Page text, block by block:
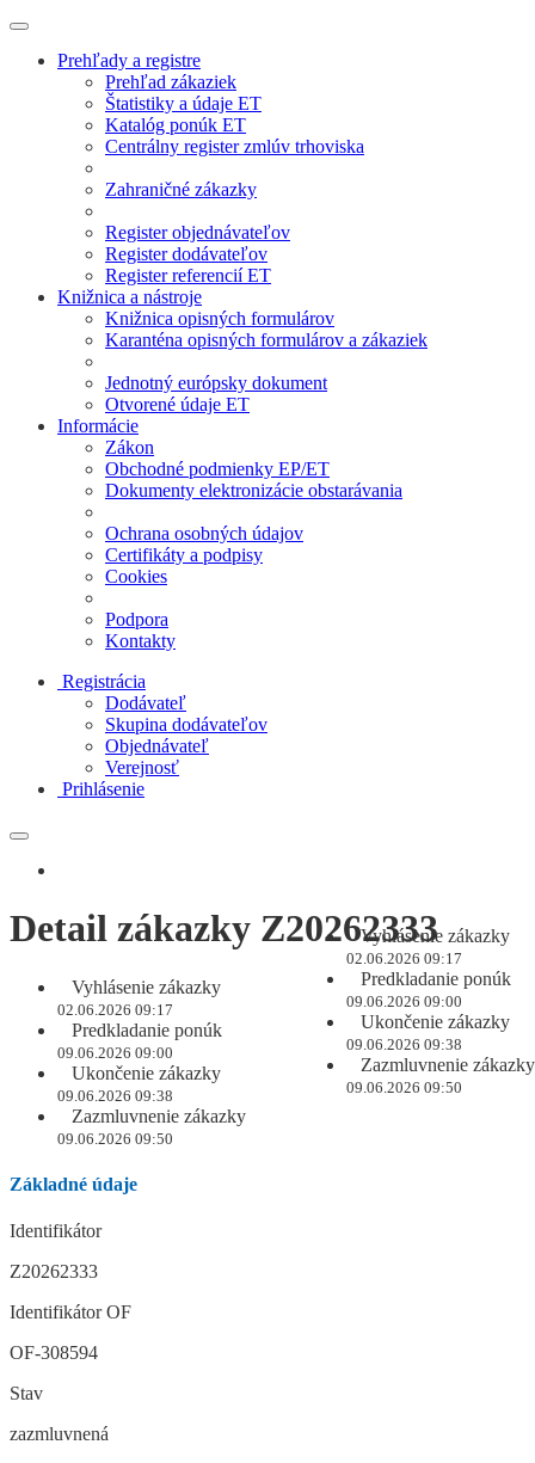
Prehľady a registre
Prehľad zákaziek
Štatistiky a údaje ET
Katalóg ponúk ET
Centrálny register zmlúv trhoviska
Zahraničné zákazky
Register objednávateľov
Register dodávateľov
Register referencií ET
Knižnica a nástroje
Knižnica opisných formulárov
Karanténa opisných formulárov a zákaziek
Jednotný európsky dokument
Otvorené údaje ET
Informácie
Zákon
Obchodné podmienky EP/ET
Dokumenty elektronizácie obstarávania
Ochrana osobných údajov
Certifikáty a podpisy
Cookies
Podpora
Kontakty
Registrácia
Dodávateľ
Skupina dodávateľov
Objednávateľ
Verejnosť
Prihlásenie
Vyhlásenie zákazky
02.06.2026 09:17
Predkladanie ponúk
09.06.2026 09:00
Ukončenie zákazky
09.06.2026 09:38
Zazmluvnenie zákazky
09.06.2026 09:50
Detail zákazky Z20262333
Vyhlásenie zákazky
02.06.2026 09:17
Predkladanie ponúk
09.06.2026 09:00
Ukončenie zákazky
09.06.2026 09:38
Zazmluvnenie zákazky
09.06.2026 09:50
Základné údaje
Identifikátor
Z20262333
Identifikátor OF
OF-308594
Stav
zazmluvnená